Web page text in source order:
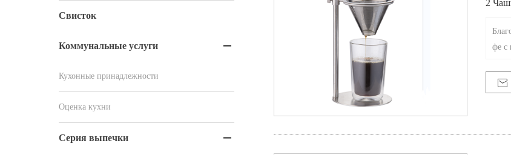
Свисток
Коммунальные услуги 
Кухонные принадлежности
Оценка кухни
Серия выпечки 
2
фе с
офе
